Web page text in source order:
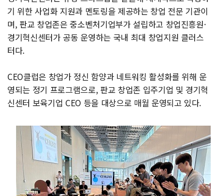
기 위한 사업화 지원과 멘토링을 제공하는 창업 전문 기관이
며, 판교 창업존은 중소벤처기업부가 설립하고 창업진흥원·
경기혁신센터가 공동 운영하는 국내 최대 창업지원 클러스
터다.
CEO클럽은 창업가 정신 함양과 네트워킹 활성화를 위해 운
영되는 정기 프로그램으로, 판교 창업존 입주기업 및 경기혁
신센터 보육기업 CEO 등을 대상으로 매월 운영되고 있다.